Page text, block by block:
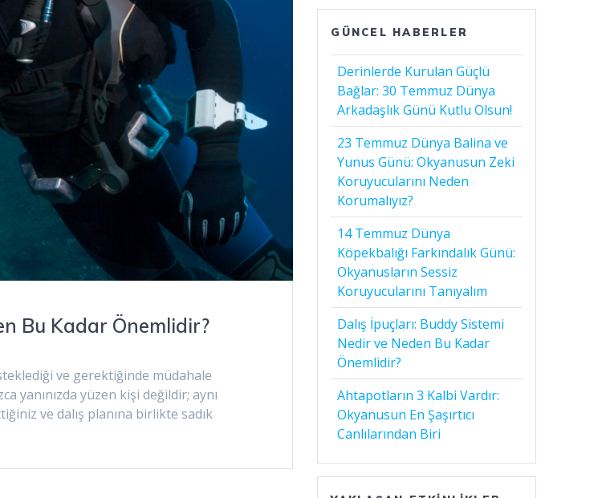
Bu Kadar Önemlidir?
ve gerektiğinde müdahale
yanınızda yüzen kişi değildir; aynı
ve dalış planına birlikte sadık
GÜNCEL HABERLER
Derinlerde Kurulan Güçlü
Bağlar: 30 Temmuz Dünya
Arkadaşlık Günü Kutlu Olsun!
23 Temmuz Dünya Balina ve
Yunus Günü: Okyanusun Zeki
Koruyucularını Neden
Korumalıyız?
14 Temmuz Dünya
Köpekbalığı Farkındalık Günü:
Okyanusların Sessiz
Koruyucularını Tanıyalım
Dalış İpuçları: Buddy Sistemi
Nedir ve Neden Bu Kadar
Önemlidir?
Ahtapotların 3 Kalbi Vardır:
Okyanusun En Şaşırtıcı
Canlılarından Biri